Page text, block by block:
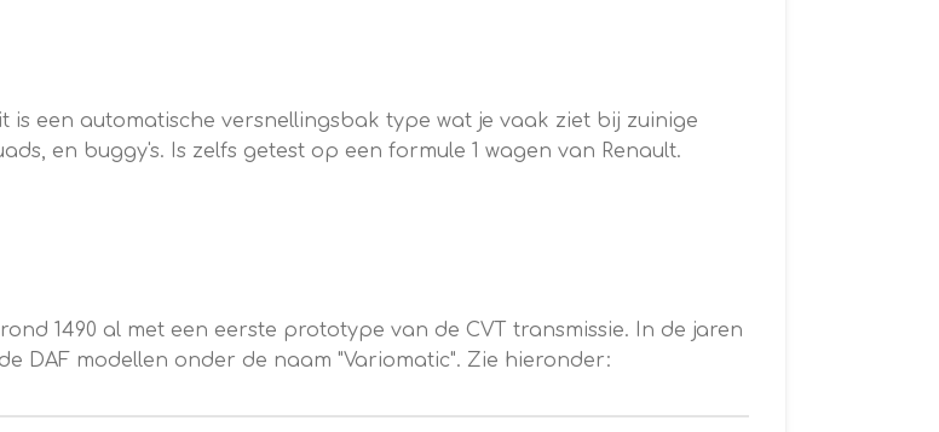
is een automatische versnellingsbak type wat je vaak ziet bij zuinige
en buggy's. Is zelfs getest op een formule 1 wagen van Renault.
1490 al met een eerste prototype van de CVT transmissie. In de jaren
DAF modellen onder de naam "Variomatic". Zie hieronder: